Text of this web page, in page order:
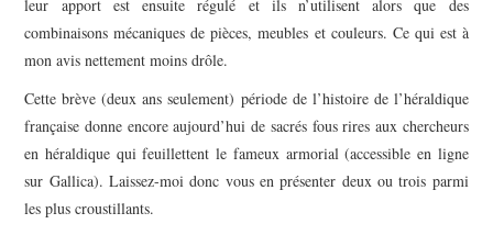
leur apport est ensuite régulé et ils n’utilisent alors que des
combinaisons mécaniques de pièces, meubles et couleurs. Ce qui est à
mon avis nettement moins drôle.
Cette brève (deux ans seulement) période de l’histoire de l’héraldique
française donne encore aujourd’hui de sacrés fous rires aux chercheurs
en héraldique qui feuillettent le fameux armorial (accessible en ligne
sur Gallica). Laissez-moi donc vous en présenter deux ou trois parmi
les plus croustillants.